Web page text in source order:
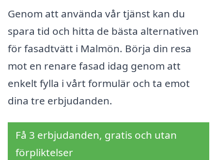
Genom att använda vår tjänst kan du
spara tid och hitta de bästa alternativen
för fasadtvätt i Malmön. Börja din resa
mot en renare fasad idag genom att
enkelt fylla i vårt formulär och ta emot
dina tre erbjudanden.
Få 3 erbjudanden, gratis och utan
förpliktelser